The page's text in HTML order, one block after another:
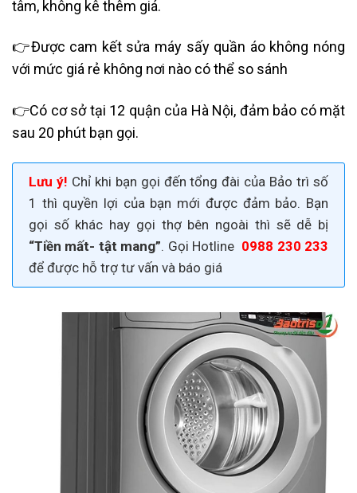
tâm, không kê thêm giá.
👉Được cam kết sửa máy sấy quần áo không nóng
với mức giá rẻ không nơi nào có thể so sánh
👉Có cơ sở tại 12 quận của Hà Nội, đảm bảo có mặt
sau 20 phút bạn gọi.
Lưu ý! Chỉ khi bạn gọi đến tổng đài của Bảo trì số
1 thì quyền lợi của bạn mới được đảm bảo. Bạn
gọi số khác hay gọi thợ bên ngoài thì sẽ dễ bị
“Tiền mất- tật mang”. Gọi Hotline 0988 230 233
để được hỗ trợ tư vấn và báo giá